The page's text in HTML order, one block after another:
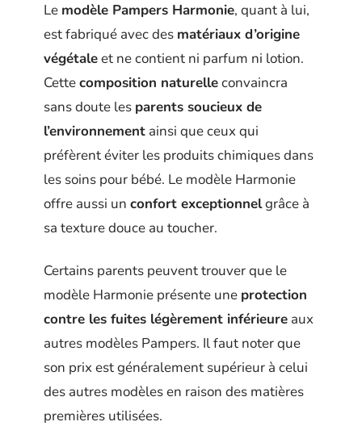
Le modèle Pampers Harmonie, quant à lui,
est fabriqué avec des matériaux d’origine
végétaleet ne contient ni parfum ni lotion.
Cettecomposition naturelleconvaincra
sans doute les parents soucieux de
l’environnement ainsi que ceux qui
préfèrent éviter les produits chimiques dans
les soins pour bébé. Le modèle Harmonie
offre aussi un confort exceptionnelgrâce à
sa texture douce au toucher.
Certains parents peuvent trouver que le
modèle Harmonie présente une protection
contre les fuites légèrement inférieure aux
autres modèles Pampers. Il faut noter que
son prix est généralement supérieur à celui
des autres modèles en raison des matières
premières utilisées.